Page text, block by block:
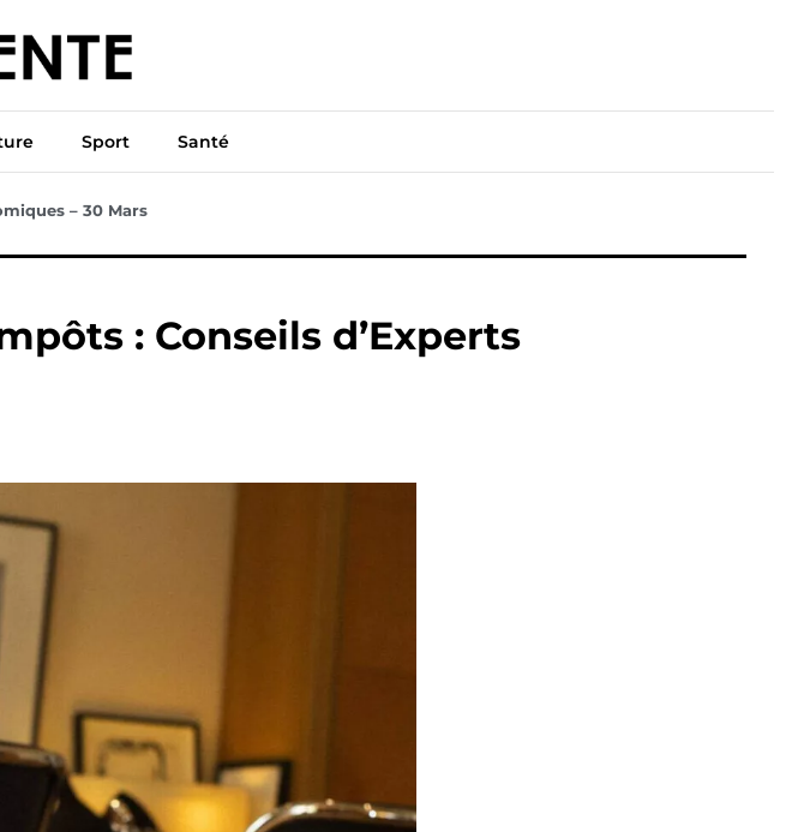
Tech & IA
Sport Santé
– 30 Mars
: Conseils d’Experts